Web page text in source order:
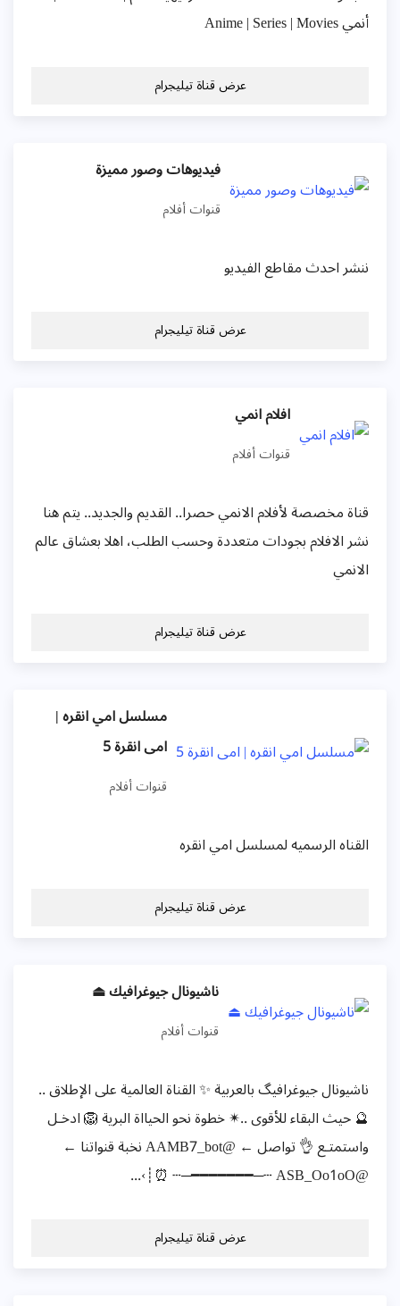
أنمي Anime | Series | Movies
عرض قناة تيليجرام
فيديوهات وصور مميزة
قنوات أفلام
ننشر احدث مقاطع الفيديو
عرض قناة تيليجرام
افلام انمي
قنوات أفلام
قناة مخصصة لأفلام الانمي حصرا.. القديم والجديد.. يتم هنا
نشر الافلام بجودات متعددة وحسب الطلب، اهلا بعشاق عالم
الانمي
عرض قناة تيليجرام
مسلسل امي انقره |
امى انقرة 5
قنوات أفلام
القناه الرسميه لمسلسل امي انقره
عرض قناة تيليجرام
ناشيونال جيوغرافيك ⏏
قنوات أفلام
ناشيونال جيوغرافيگ بالعربية ✨ القناة العالمية على الإطلاق ..
🔮 حيث البقاء للأقوى ..✴ خطوة نحو الحيااة البرية 🦁 ادخـل
واستمتـع 👌 تواصل ← @AAMB7_bot نخبة قنواتنا ←
@ASB_Oo1oO ┄─━━━━━━━─┄ ⏰┊›...
عرض قناة تيليجرام